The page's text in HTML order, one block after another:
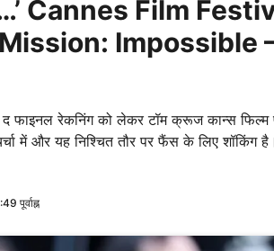
Cannes Film
Impossible
द फाइनल रेकनिंग को लेकर टॉम क्रूज कान्स
में और यह निश्चित तौर पर फैंस के लिए शॉकिंग है।
पूर्वाह्न